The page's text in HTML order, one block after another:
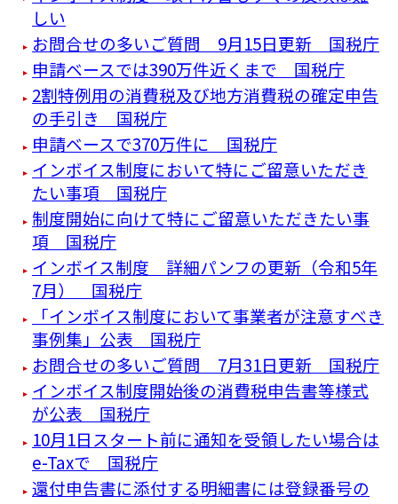
しい
お問合せの多いご質問 9月15日更新 国税庁
申請ベースでは390万件近くまで 国税庁
2割特例用の消費税及び地方消費税の確定申告
の手引き 国税庁
申請ベースで370万件に 国税庁
インボイス制度において特にご留意いただき
たい事項 国税庁
制度開始に向けて特にご留意いただきたい事
項 国税庁
インボイス制度 詳細パンフの更新（令和5年
7月） 国税庁
「インボイス制度において事業者が注意すべき
事例集」公表 国税庁
お問合せの多いご質問 7月31日更新 国税庁
インボイス制度開始後の消費税申告書等様式
が公表 国税庁
10月1日スタート前に通知を受領したい場合は
e-Taxで 国税庁
還付申告書に添付する明細書には登録番号の